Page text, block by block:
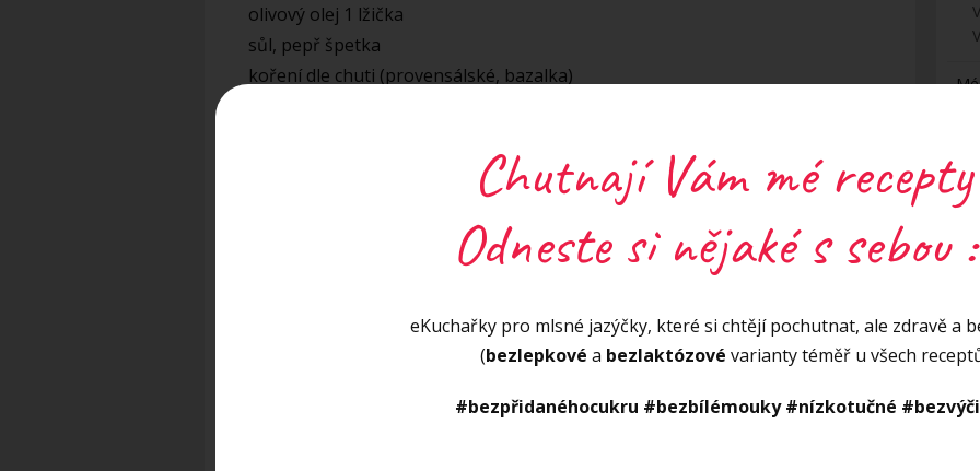
olivový olej 1 lžička
sůl, pepř špetka
koření dle chuti (provensálské, bazalka)
Těstoviny uvaříme dle návodu. Na pánvi rozpálíme olej a orestujeme
prolisovaný česnek. Přidáme na kostičky pokrájenou šunku (nebo tofu)
a chvíli restujeme. Pak přidáme krémový sýr, podlijeme vodou a necháme
minut), které ihned po uvaření vložíme do studené vody. Omáčku osolíme,
opepříme a přidáme koření dle chuti. Na závěr přidáme uvařené špagety
Chutnají Vám mé
Odneste si nějaké s sebou
eKuchařky pro mlsné jazýčky, které si chtějí pochutnat, ale zdravě a
(bezlepkové a bezlaktózové varianty téměř u všech
#bezpřidanéhocukru #bezbílémouky #nízkotučné